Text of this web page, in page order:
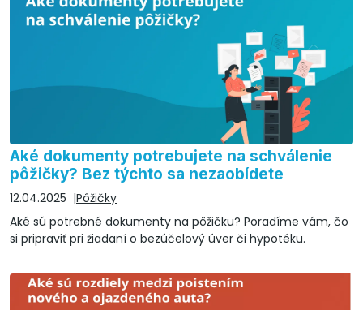
Aké dokumenty potrebujete na schválenie
pôžičky? Bez týchto sa nezaobídete
12.04.2025
Pôžičky
Aké sú potrebné dokumenty na pôžičku? Poradíme vám, čo
si pripraviť pri žiadaní o bezúčelový úver či hypotéku.